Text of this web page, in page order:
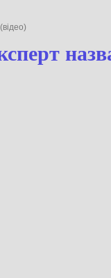
(відео)
експерт